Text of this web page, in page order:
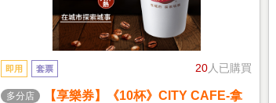
20人已購買
即用 套票
多分店
【享樂券】《10杯》CITY CAFE-拿